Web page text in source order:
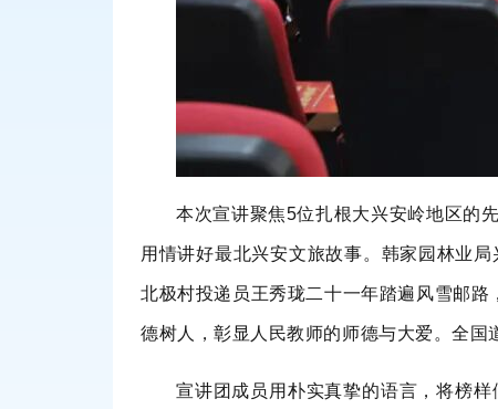
本次宣讲聚焦5位扎根大兴安岭地区的
用情讲好最北兴安文旅故事。韩家园林业
北极村投递员王秀珑二十一年踏遍风雪邮路
德树人，彰显人民教师的师德与大爱。全国
宣讲团成员用朴实真挚的语言，将榜